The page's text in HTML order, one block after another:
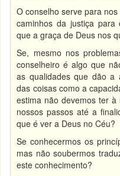
O conselho serve para
caminhos da justiça para
que a graça de Deus nos
Se, mesmo nos
conselheiro é algo que
as qualidades que dão a
das coisas como a
estima não devemos ter
nossos passos até a
que é ver a Deus no Céu?
Se conhecermos os
mas não soubermos
este conhecimento?